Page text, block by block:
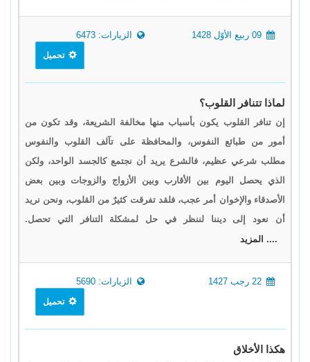
الزيارات: 6473
تحميل
لماذا تتنافر القلوب؟
إن تنافر القلوب يكون بأسباب منها مخالفة الشريعة، وقد تكون من
أمور من طبائع النفوس، والمحافظة على تآلف القلوب والنفوس
مطلب شرعي عظيم، فالشرع يريد أن نجتمع كالجسد الواحد، ولكن
الذي يحصل اليوم بين الأقارب وبين الأزواج والزوجات وبين بعض
الأصدقاء والإخوان أمر عجب، فلقد تفرقت كثيرٌ من القلوب، ونحن نريد
أن نعود إلى ديننا لننظر في حل لمشكلة التنافر التي تحصل.
.... المزيد
الزيارات: 5690
تحميل
هكذا الأخلاق